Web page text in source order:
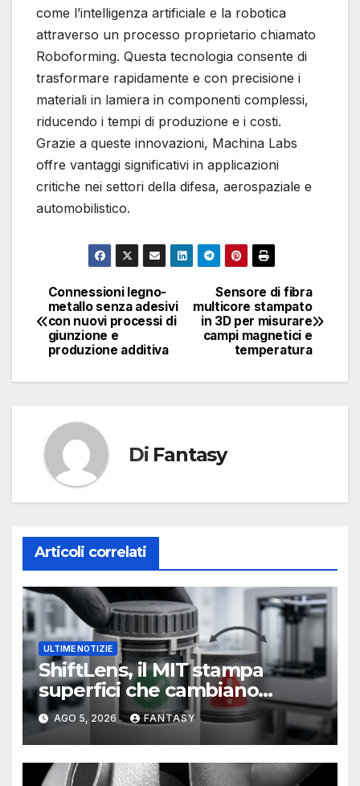
come l’intelligenza artificiale e la robotica
attraverso un processo proprietario chiamato
Roboforming. Questa tecnologia consente di
trasformare rapidamente e con precisione i
materiali in lamiera in componenti complessi,
riducendo i tempi di produzione e i costi.
Grazie a queste innovazioni, Machina Labs
offre vantaggi significativi in applicazioni
critiche nei settori della difesa, aerospaziale e
automobilistico.
Navigazione
articoli
Sensore di fibra
multicore stampato
in 3D per misurare
campi magnetici e
temperatura
Connessioni legno-
metallo senza adesivi
con nuovi processi di
giunzione e
produzione additiva
Di Fantasy
Articoli correlati
ULTIME NOTIZIE
ShiftLens, il MIT stampa
superfici che cambiano
immagine senza elettronica
AGO 5, 2026 FANTASY